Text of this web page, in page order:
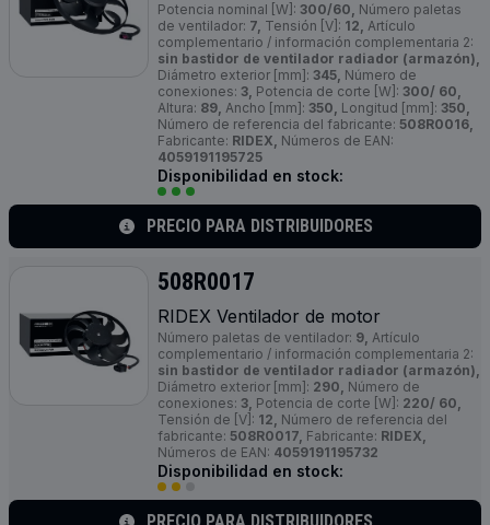
Potencia nominal [W]: 300/60, Número paletas
de ventilador: 7, Tensión [V]: 12, Artículo
complementario / información complementaria 2:
sin bastidor de ventilador radiador (armazón),
Diámetro exterior [mm]: 345, Número de
conexiones: 3, Potencia de corte [W]: 300/ 60,
Altura: 89, Ancho [mm]: 350, Longitud [mm]: 350,
Número de referencia del fabricante: 508R0016,
Fabricante: RIDEX, Números de EAN:
4059191195725
Disponibilidad en stock:
PRECIO PARA DISTRIBUIDORES
508R0017
RIDEX Ventilador de motor
Número paletas de ventilador: 9, Artículo
complementario / información complementaria 2:
sin bastidor de ventilador radiador (armazón),
Diámetro exterior [mm]: 290, Número de
conexiones: 3, Potencia de corte [W]: 220/ 60,
Tensión de [V]: 12, Número de referencia del
fabricante: 508R0017, Fabricante: RIDEX,
Números de EAN: 4059191195732
Disponibilidad en stock: